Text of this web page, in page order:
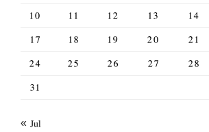
10
11 12 13 14
17
18 19 20 21
24
25 26 27 28
31
« Jul